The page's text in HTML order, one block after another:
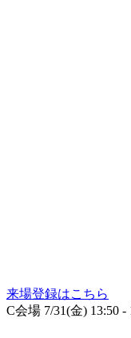
来場登録はこちら
C会場 7/31(金) 13:50 -